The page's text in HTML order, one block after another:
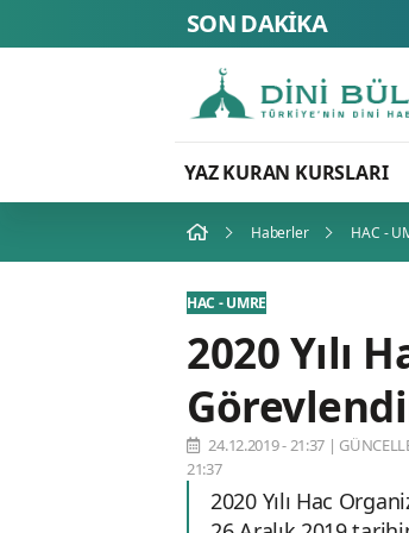
SON DAKİKA
YAZ KURAN KURSLARI
Haberler HAC -
HAC - UMRE
2020 Yılı
24.12.2019 - 21:37 |
21:37
2020 Yılı Hac